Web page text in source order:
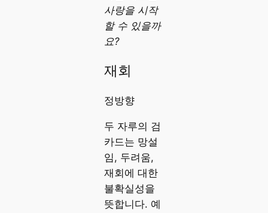
사랑을 시작
할 수 있을까
요?
재회
정방향
두 자루의 검
카드는 망설
임, 두려움,
재회에 대한
불확실성을
뜻합니다. 예